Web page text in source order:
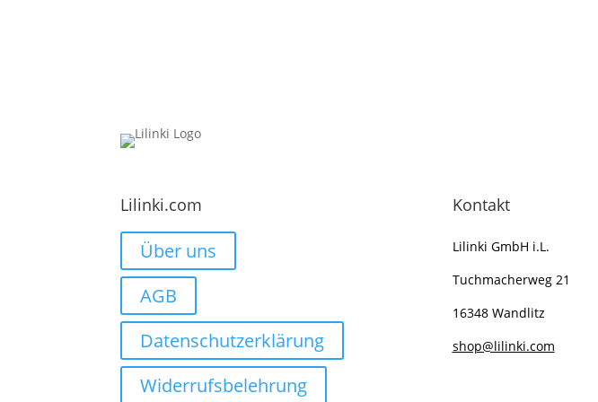
Lilinki.com
Über uns
AGB
Datenschutzerklärung
Widerrufsbelehrung
Kontakt
Lilinki GmbH i.L.
Tuchmacherweg 21
16348 Wandlitz
shop@lilinki.com